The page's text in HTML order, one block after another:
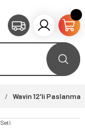
Wavin 12'li